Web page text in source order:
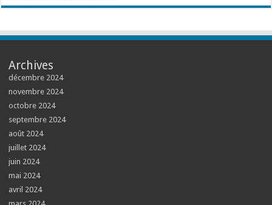
Archives
décembre 2024
novembre 2024
octobre 2024
septembre 2024
août 2024
juillet 2024
juin 2024
mai 2024
avril 2024